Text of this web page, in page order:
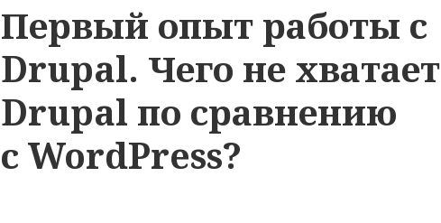
Первый опыт работы с
Drupal. Чего не хватает
Drupal по сравнению
с WordPress?